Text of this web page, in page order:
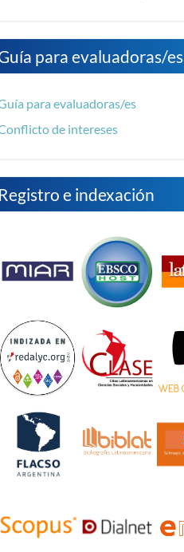
para evaluadoras/es
para evaluadoras/es
de intereses
Registro e indexación